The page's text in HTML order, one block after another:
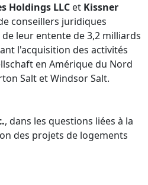
Holdings LLC et Kissner
conseillers juridiques
leur entente de 3,2 milliards
l'acquisition des activités
en Amérique du Nord
Salt et Windsor Salt.
, dans les questions liées à la
des projets de logements